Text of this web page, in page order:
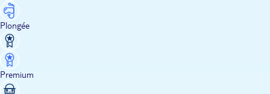
Plongée
Premium